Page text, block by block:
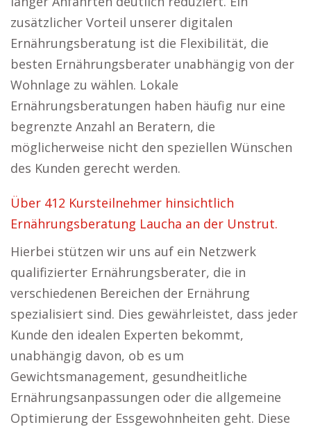
zusätzlicher Vorteil unserer digitalen
Ernährungsberatung ist die Flexibilität, die
besten Ernährungsberater unabhängig von der
Wohnlage zu wählen. Lokale
Ernährungsberatungen haben häufig nur eine
begrenzte Anzahl an Beratern, die
möglicherweise nicht den speziellen Wünschen
des Kunden gerecht werden.
Über 412 Kursteilnehmer hinsichtlich
Ernährungsberatung Laucha an der Unstrut.
Hierbei stützen wir uns auf ein Netzwerk
qualifizierter Ernährungsberater, die in
verschiedenen Bereichen der Ernährung
spezialisiert sind. Dies gewährleistet, dass jeder
Kunde den idealen Experten bekommt,
unabhängig davon, ob es um
Gewichtsmanagement, gesundheitliche
Ernährungsanpassungen oder die allgemeine
Optimierung der Essgewohnheiten geht. Diese